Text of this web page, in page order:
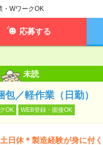
・WワークOK
応募する
未読
／軽作業（日勤）
OK WEB登録・面接OK
日休＊製造経験が身に付く